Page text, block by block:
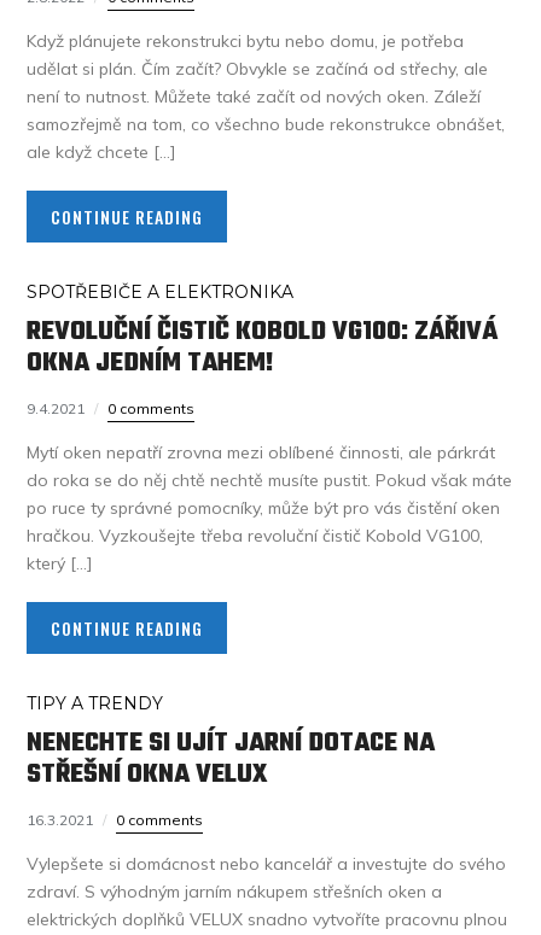
Když plánujete rekonstrukci bytu nebo domu, je potřeba
udělat si plán. Čím začít? Obvykle se začíná od střechy, ale
není to nutnost. Můžete také začít od nových oken. Záleží
samozřejmě na tom, co všechno bude rekonstrukce obnášet,
ale když chcete […]
CONTINUE READING
SPOTŘEBIČE A ELEKTRONIKA
REVOLUČNÍ ČISTIČ KOBOLD VG100: ZÁŘIVÁ
OKNA JEDNÍM TAHEM!
9.4.2021 0 comments
Mytí oken nepatří zrovna mezi oblíbené činnosti, ale párkrát
do roka se do něj chtě nechtě musíte pustit. Pokud však máte
po ruce ty správné pomocníky, může být pro vás čistění oken
hračkou. Vyzkoušejte třeba revoluční čistič Kobold VG100,
který […]
CONTINUE READING
TIPY A TRENDY
NENECHTE SI UJÍT JARNÍ DOTACE NA
STŘEŠNÍ OKNA VELUX
16.3.2021 0 comments
Vylepšete si domácnost nebo kancelář a investujte do svého
zdraví. S výhodným jarním nákupem střešních oken a
elektrických doplňků VELUX snadno vytvoříte pracovnu plnou